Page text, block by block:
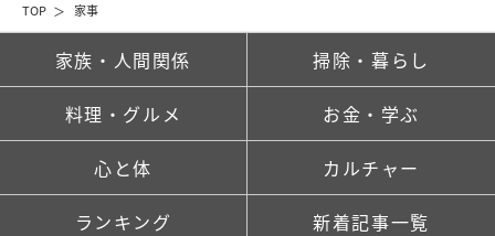
TOP 家事
家族・人間関係 掃除・暮らし
料理・グルメ お金・学ぶ
心と体 カルチャー
ランキング 新着記事一覧